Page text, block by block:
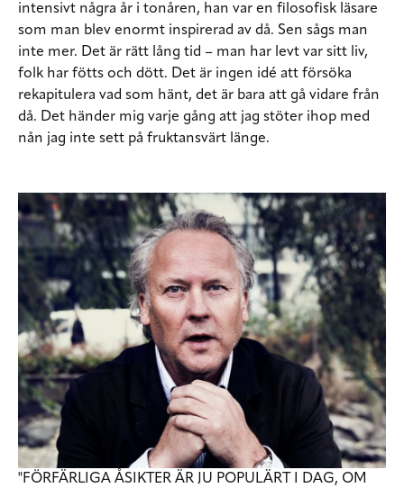
intensivt några år i tonåren, han var en filosofisk läsare
som man blev enormt inspirerad av då. Sen sågs man
inte mer. Det är rätt lång tid – man har levt var sitt liv,
folk har fötts och dött. Det är ingen idé att försöka
rekapitulera vad som hänt, det är bara att gå vidare från
då. Det händer mig varje gång att jag stöter ihop med
nån jag inte sett på fruktansvärt länge.
"FÖRFÄRLIGA ÅSIKTER ÄR JU POPULÄRT I DAG, OM